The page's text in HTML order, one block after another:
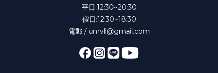
平日:12:30~20:30
假日:12:30~18:30
電郵 / unrvll@gmail.com